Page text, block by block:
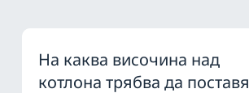
На каква височина над
котлона трябва да поставя